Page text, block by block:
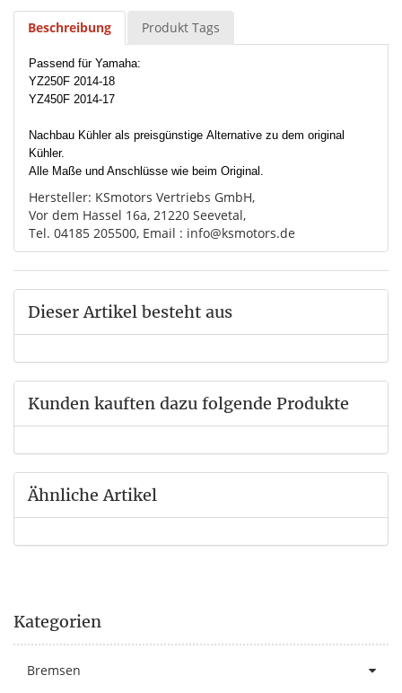
Beschreibung Produkt Tags
Passend für Yamaha:
YZ250F 2014-18
YZ450F 2014-17
Nachbau Kühler als preisgünstige Alternative zu dem original
Kühler.
Alle Maße und Anschlüsse wie beim Original.
Hersteller: KSmotors Vertriebs GmbH,
Vor dem Hassel 16a, 21220 Seevetal,
Tel. 04185 205500, Email : info@ksmotors.de
Dieser Artikel besteht aus
Kunden kauften dazu folgende Produkte
Ähnliche Artikel
Kategorien
Bremsen